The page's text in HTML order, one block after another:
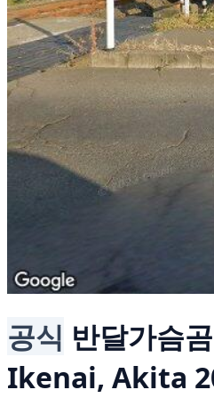
공식 반달가슴곰
Ikenai, Akita